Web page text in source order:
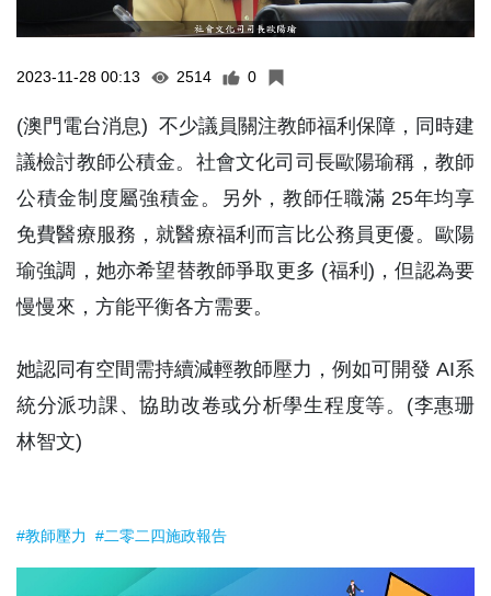
2023-11-28 00:13 2514 0
(澳門電台消息) 不少議員關注教師福利保障，同時建
議檢討教師公積金。社會文化司司長歐陽瑜稱，教師
公積金制度屬強積金。另外，教師任職滿 25年均享
免費醫療服務，就醫療福利而言比公務員更優。歐陽
瑜強調，她亦希望替教師爭取更多 (福利)，但認為要
慢慢來，方能平衡各方需要。
她認同有空間需持續減輕教師壓力，例如可開發 AI系
統分派功課、協助改卷或分析學生程度等。(李惠珊
林智文)
#教師壓力 #二零二四施政報告